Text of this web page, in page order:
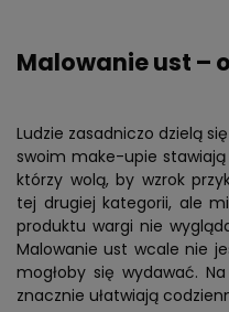
Malowanie ust –
Ludzie zasadniczo dzielą
swoim make-upie
którzy wolą, by wzrok
tej drugiej kategorii, ale
produktu wargi nie
Malowanie ust wcale nie
mogłoby się wydawać.
znacznie ułatwiają